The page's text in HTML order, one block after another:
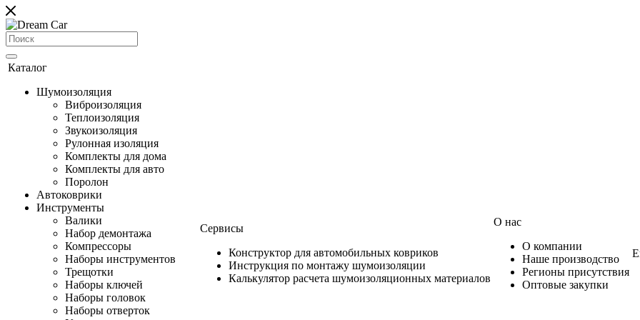
Каталог
Шумоизоляция
Виброизоляция
Теплоизоляция
Звукоизоляция
Рулонная изоляция
Комплекты для дома
Комплекты для авто
Поролон
Автоковрики
Инструменты
Валики
Набор демонтажа
Компрессоры
Наборы инструментов
Трещотки
Наборы ключей
Наборы головок
Наборы отверток
Сервисы
Конструктор для автомобильных ковриков
Инструкция по монтажу шумоизоляции
Калькулятор расчета шумоизоляционных материалов
О нас
О компании
Наше производство
Регионы присутствия
Оптовые закупки